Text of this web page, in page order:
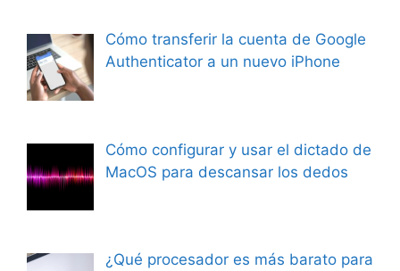
Cómo transferir la cuenta de Google
Authenticator a un nuevo iPhone
Cómo configurar y usar el dictado de
MacOS para descansar los dedos
¿Qué procesador es más barato para